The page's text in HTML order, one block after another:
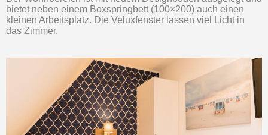
bietet neben einem Boxspringbett (100×200) auch einen
kleinen Arbeitsplatz. Die Veluxfenster lassen viel Licht in
das Zimmer.